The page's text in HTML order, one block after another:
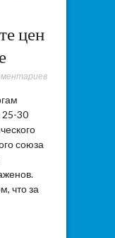
цен
25-30
союза
что за